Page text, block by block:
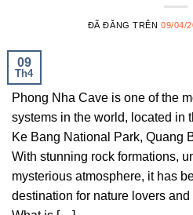
ĐÃ ĐĂNG TRÊN09/04/
09
Th4
Phong Nha Cave is one of the
systems in the world, located in
Ke Bang National Park, Quang
With stunning rock formations,
mysterious atmosphere, it has
destination for nature lovers